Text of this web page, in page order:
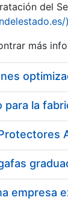
del
)
más
para la